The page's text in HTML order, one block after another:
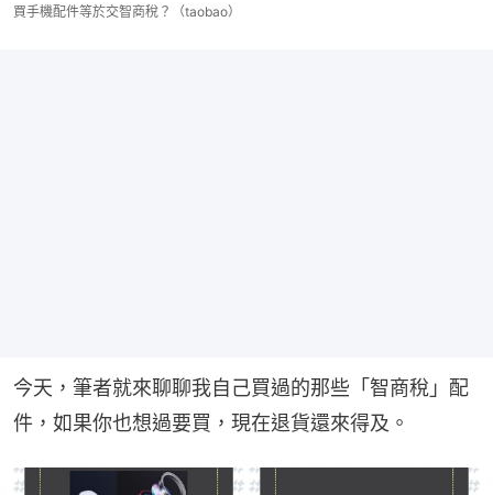
買手機配件等於交智商稅？（taobao）
今天，筆者就來聊聊我自己買過的那些「智商稅」配
件，如果你也想過要買，現在退貨還來得及。